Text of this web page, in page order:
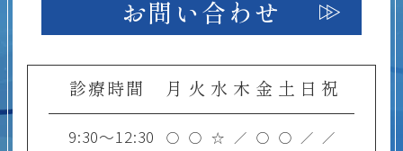
お問い合わせ
診療時間 月 火 水 木 金 土 日 祝
9:30～12:30 ○ ○ ☆ ／ ○ ○ ／ ／